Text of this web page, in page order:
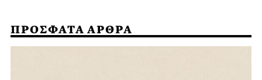
ΠΡΟΣΦΑΤΑ ΑΡΘΡΑ